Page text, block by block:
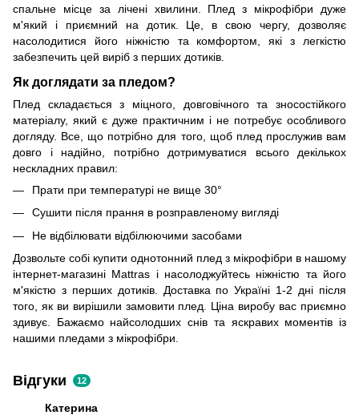
спальне місце за лічені хвилини. Плед з мікрофібри дуже
м'який і приємний на дотик. Це, в свою чергу, дозволяє
насолодитися його ніжністю та комфортом, які з легкістю
забезпечить цей виріб з перших дотиків.
Як доглядати за пледом?
Плед складається з міцного, довговічного та зносостійкого
матеріалу, який є дуже практичним і не потребує особливого
догляду. Все, що потрібно для того, щоб плед прослужив вам
довго і надійно, потрібно дотримуватися всього декількох
нескладних правил:
Прати при температурі не вище 30°
Сушити після прання в розправленому вигляді
Не відбілювати відбілюючими засобами
Дозвольте собі купити однотонний плед з мікрофібри в нашому
інтернет-магазині Mattras і насолоджуйтесь ніжністю та його
м'якістю з перших дотиків. Доставка по Україні 1-2 дні після
того, як ви вирішили замовити плед. Ціна виробу вас приємно
здивує. Бажаємо найсолодших снів та яскравих моментів із
нашими пледами з мікрофібри.
Відгуки 12
Катерина